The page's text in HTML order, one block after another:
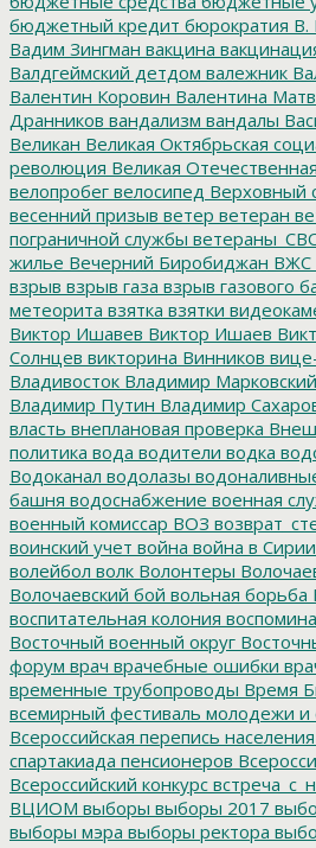
бюджетный кредит бюрократия В.
Вадим Зингман вакцина
Валдгеймский детдом валежник
Валентин Коровин Валентина
Дранников вандализм вандалы
Великан Великая Октябрьская
революция Великая
велопробег велосипед Верховный
весенний призыв ветер ветеран
пограничной службы
жилье Вечерний Биробиджан ВЖС
взрыв взрыв газа взрыв газового
метеорита взятка взятки
Виктор Ишавев Виктор Ишаев
Солнцев викторина Винников
Владивосток Владимир Марковский
Владимир Путин Владимир
власть внеплановая проверка
политика вода водители водка
Водоканал водолазы
башня водоснабжение военная
военный комиссар ВОЗ
воинский учет война война в Сирии
волейбол волк Волонтеры
Волочаевский бой вольная борьба
воспитательная колония
Восточный военный округ
форум врач врачебные ошибки
временные трубопроводы Время
всемирный фестиваль молодежи и
Всероссийская перепись населения
спартакиада пенсионеров
Всероссийский конкурс
ВЦИОМ выборы выборы 2017
выборы мэра выборы ректора